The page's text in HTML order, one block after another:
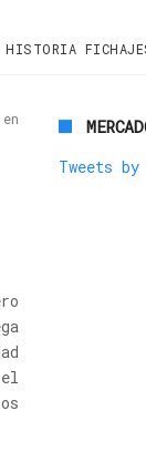
HISTORIA
Tweets